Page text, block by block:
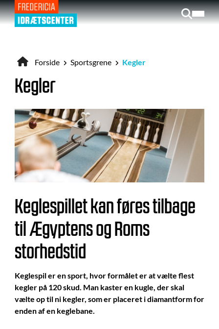
Gå
til
hovedindhold
Brødkrumme
Forside Sportsgrene Kegler
Kegler
Keglespillet kan føres tilbage
til Ægyptens og Roms
storhedstid
Keglespil er en sport, hvor formålet er at vælte flest
kegler på 120 skud. Man kaster en kugle, der skal
vælte op til ni kegler, som er placeret i diamantform for
enden af en keglebane.